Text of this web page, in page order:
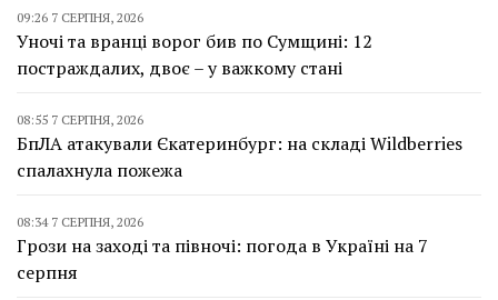
09:26 7 СЕРПНЯ, 2026
Уночі та вранці ворог бив по Сумщині: 12
постраждалих, двоє – у важкому стані
08:55 7 СЕРПНЯ, 2026
БпЛА атакували Єкатеринбург: на складі Wildberries
спалахнула пожежа
08:34 7 СЕРПНЯ, 2026
Грози на заході та півночі: погода в Україні на 7
серпня